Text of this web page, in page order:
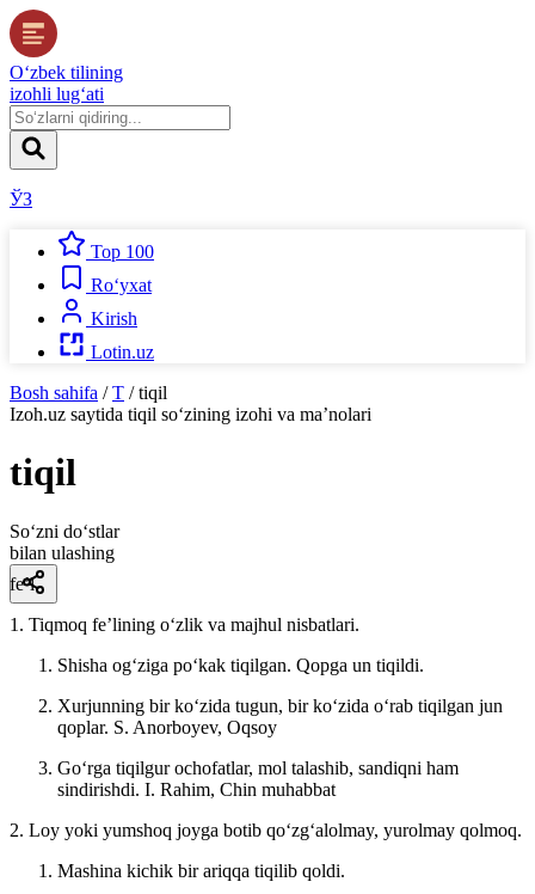
O‘zbek tilining
izohli lug‘ati
ЎЗ
Top 100
Ro‘yxat
Kirish
Lotin.uz
Bosh sahifa / T / tiqil
Izoh.uz saytida tiqil so‘zining izohi va ma’nolari
tiqil
So‘zni do‘stlar
bilan ulashing
fe’l
1. Tiqmoq feʼlining oʻzlik va majhul nisbatlari.
Shisha ogʻziga poʻkak tiqilgan. Qopga un tiqildi.
Xurjunning bir koʻzida tugun, bir koʻzida oʻrab tiqilgan jun
qoplar. S. Anorboyev, Oqsoy
Goʻrga tiqilgur ochofatlar, mol talashib, sandiqni ham
sindirishdi. I. Rahim, Chin muhabbat
2. Loy yoki yumshoq joyga botib qoʻzgʻalolmay, yurolmay qolmoq.
Mashina kichik bir ariqqa tiqilib qoldi.